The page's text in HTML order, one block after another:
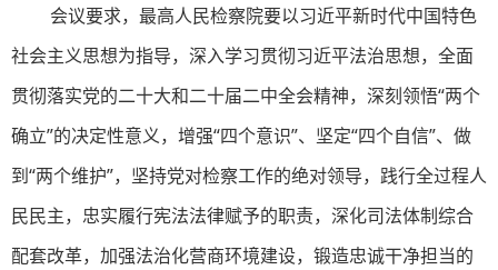
会议要求，最高人民检察院要以习近平新时代中国特色
社会主义思想为指导，深入学习贯彻习近平法治思想，全面
贯彻落实党的二十大和二十届二中全会精神，深刻领悟“两个
确立”的决定性意义，增强“四个意识”、坚定“四个自信”、做
到“两个维护”，坚持党对检察工作的绝对领导，践行全过程人
民民主，忠实履行宪法法律赋予的职责，深化司法体制综合
配套改革，加强法治化营商环境建设，锻造忠诚干净担当的